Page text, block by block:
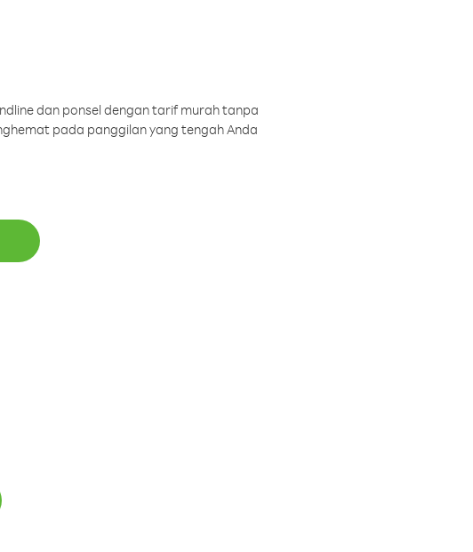
dan ponsel dengan tarif murah tanpa
pada panggilan yang tengah Anda